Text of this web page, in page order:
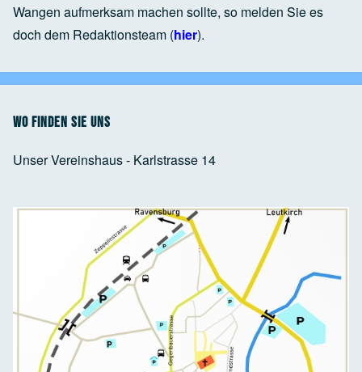
Wangen aufmerksam machen sollte, so melden Sie es
doch dem Redaktionsteam (hier).
Wo finden Sie uns
Unser Vereinshaus - Karlstrasse 14